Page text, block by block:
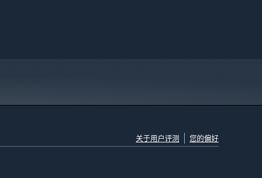
关于用户评测 您的偏好